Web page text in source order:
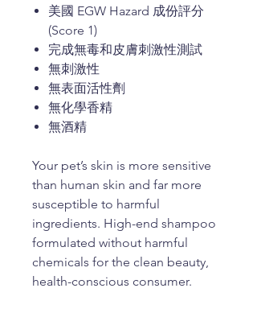
美國 EGW Hazard 成份評分
(Score 1)
完成無毒和皮膚刺激性測試
無刺激性
無表面活性劑
無化學香精
無酒精
Your pet’s skin is more sensitive
than human skin and far more
susceptible to harmful
ingredients. High-end shampoo
formulated without harmful
chemicals for the clean beauty,
health-conscious consumer.